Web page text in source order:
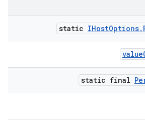
static IHostOptions.
value
static final